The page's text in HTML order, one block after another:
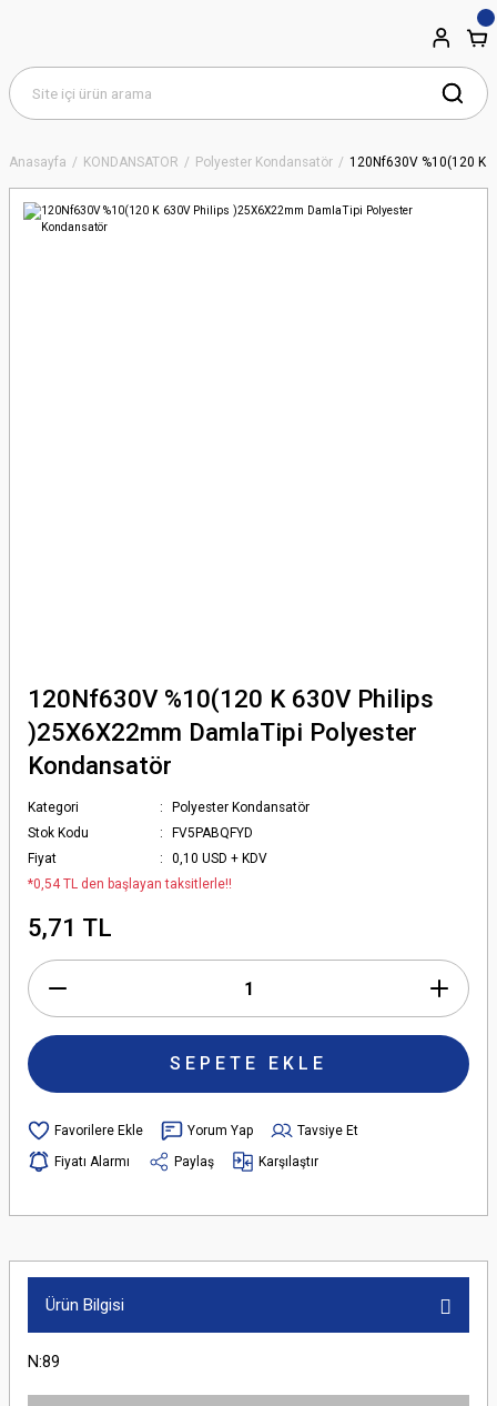
Anasayfa KONDANSATÖR Polyester Kondansatör 120Nf630V %10(120 K
120Nf630V %10(120 K 630V Philips
)25X6X22mm DamlaTipi Polyester
Kondansatör
Kategori
Polyester Kondansatör
Stok Kodu
FV5PABQFYD
Fiyat
0,10 USD + KDV
*0,54 TL den başlayan taksitlerle!!
5,71 TL
SEPETE EKLE
Yorum Yap
Tavsiye Et
Fiyatı Alarmı
Paylaş Karşılaştır
Ürün Bilgisi
N:89